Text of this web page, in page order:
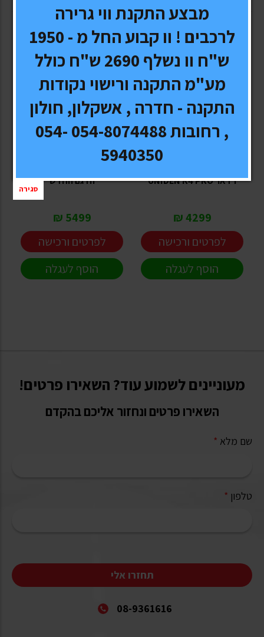
UNIDEN
רדאר UNIDEN R4 PRO
4299 ₪
לפרטים ורכישה
הוסף לעגלה
UNIDEN
הדגם החדש
5499 ₪
לפרטים ורכישה
הוסף לעגלה
מעוניינים לשמוע עוד? השאירו פרטים!
השאירו פרטים ונחזור אליכם בהקדם
שם מלא *
טלפון *
תחזרו אלי
08-9361616
מבצע התקנת ווי גרירה
לרכבים ! וו קבוע החל מ - 1950
ש"ח וו נשלף 2690 ש"ח כולל
מע"מ התקנה ורישוי נקודות
התקנה - חדרה , אשקלון, חולון
, רחובות 054-8074488 054-
5940350
סגירה